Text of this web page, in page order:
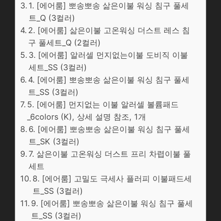
1. [에어룸] 뽀송뽀송 삶은이불 워싱 침구 풀세
트_Q (3컬러)
2. [에어룸] 삶은이불 고온워싱 더스트 레스 침
구 풀세트_Q (2컬러)
3. [에어룸] 알러셀 먼지없는이불 도비직 이불
세트_SS (3컬러)
4. [에어룸] 뽀송뽀송 삶은이불 워싱 침구 풀세
트_SS (3컬러)
5. [에어룸] 먼지없는 이불 알러셀 볼륨패드
_6colors (K), 상세 설명 참조, 1개
6. [에어룸] 뽀송뽀송 삶은이불 워싱 침구 풀세
트_SK (3컬러)
7. 삶은이불 고온워싱 더스트 프리 차렵이불 풀
세트
8. [에어룸] 고밀도 극세사 플러피 이불패드세
트_SS (3컬러)
9. [에어룸] 뽀송뽀송 삶은이불 워싱 침구 풀세
트_SS (3컬러)